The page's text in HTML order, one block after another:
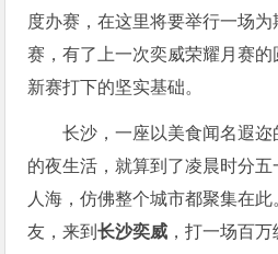
度办赛，在这里将要举行一场
赛，有了上一次奕威荣耀月赛
新赛打下的坚实基础。
长沙，一座以美食闻名遐
的夜生活，就算到了凌晨时分
人海，仿佛整个城市都聚集在
友，来到长沙奕威 ，打一场百